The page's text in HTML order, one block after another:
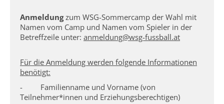
Anmeldungzum WSG-Sommercamp der Wahl mit
Namen vom Camp und Namen vom Spieler in der
Betreffzeile unter: anmeldung@wsg-fussball.at
Für die Anmeldung werden folgende Informationen
benötigt:
- Familienname und Vorname (von
Teilnehmer*innen und Erziehungsberechtigen)